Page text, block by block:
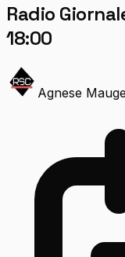
Radio
18:00
Agnese